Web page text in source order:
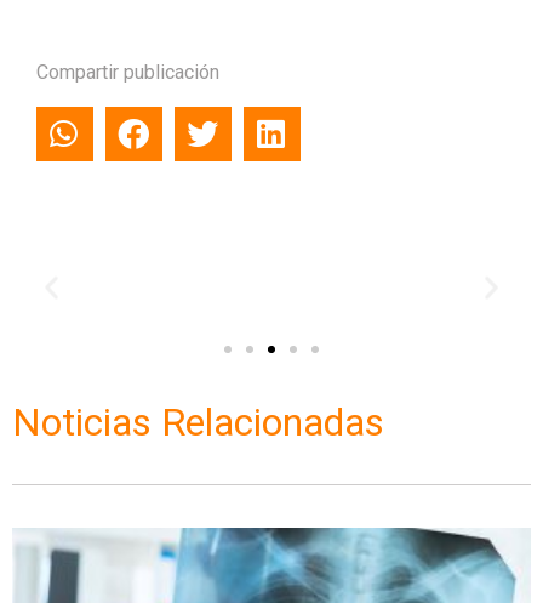
Compartir publicación
Noticias Relacionadas